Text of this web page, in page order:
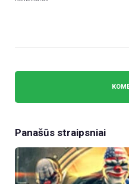
Panašūs straipsniai